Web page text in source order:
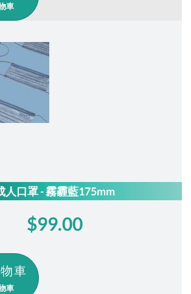
車
人口罩 - 霧霾藍175mm
$99.00
車